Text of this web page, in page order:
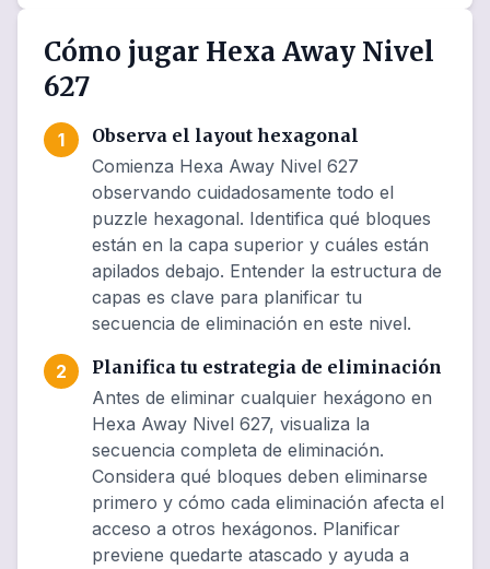
Cómo jugar Hexa Away Nivel
627
1
Observa el layout hexagonal
Comienza Hexa Away Nivel 627
observando cuidadosamente todo el
puzzle hexagonal. Identifica qué bloques
están en la capa superior y cuáles están
apilados debajo. Entender la estructura de
capas es clave para planificar tu
secuencia de eliminación en este nivel.
2
Planifica tu estrategia de eliminación
Antes de eliminar cualquier hexágono en
Hexa Away Nivel 627, visualiza la
secuencia completa de eliminación.
Considera qué bloques deben eliminarse
primero y cómo cada eliminación afecta el
acceso a otros hexágonos. Planificar
previene quedarte atascado y ayuda a